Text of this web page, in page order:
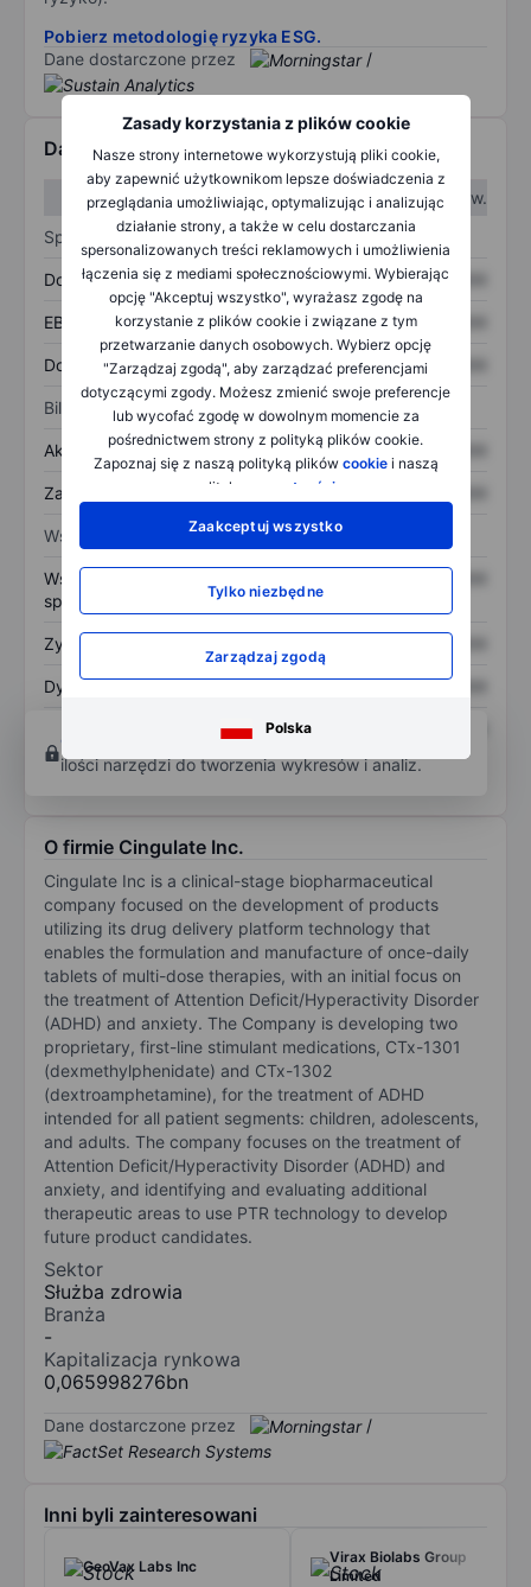
Zasady korzystania z plików cookie
Nasze strony internetowe wykorzystują pliki cookie,
aby zapewnić użytkownikom lepsze doświadczenia z
przeglądania umożliwiając, optymalizując i analizując
działanie strony, a także w celu dostarczania
spersonalizowanych treści reklamowych i umożliwienia
łączenia się z mediami społecznościowymi. Wybierając
opcję "Akceptuj wszystko", wyrażasz zgodę na
korzystanie z plików cookie i związane z tym
przetwarzanie danych osobowych. Wybierz opcję
"Zarządzaj zgodą", aby zarządzać preferencjami
dotyczącymi zgody. Możesz zmienić swoje preferencje
lub wycofać zgodę w dowolnym momencie za
pośrednictwem strony z polityką plików cookie.
Zapoznaj się z naszą polityką plików cookiei naszą
polityką
prywatności
Zaakceptuj wszystko
Tylko niezbędne
Zarządzaj zgodą
Polska
Pobierz metodologię ryzyka ESG.
Dane dostarczone przez
/
Dane finansowe
W I kw.
W II kw.
Sprawozdanie z zysków
Dochód XXXXXXX XXXXXXX
EBITDA XXXXXXX XXXXXXX
Dochód netto XXXXXXX XXXXXXX
Bilans
Aktywa ogółem XXXXXXX XXXXXXX
Zadłużenie ogółem
Wskaźniki
Współczynnik cena do
sprzedaży
XXXXXXX
Zysk na akcję XXXXXXX
Dywidenda na akcję XXXXXXX XXXXXXX
własnego
XXXXXXX
Otwórz konto
aby uzyskać dostęp do większej
ilości narzędzi do tworzenia wykresów i analiz.
O firmie Cingulate Inc.
Cingulate Inc is a clinical-stage biopharmaceutical
company focused on the development of products
utilizing its drug delivery platform technology that
enables the formulation and manufacture of once-daily
tablets of multi-dose therapies, with an initial focus on
the treatment of Attention Deficit/Hyperactivity Disorder
(ADHD) and anxiety. The Company is developing two
proprietary, first-line stimulant medications, CTx-1301
(dexmethylphenidate) and CTx-1302
(dextroamphetamine), for the treatment of ADHD
intended for all patient segments: children, adolescents,
and adults. The company focuses on the treatment of
Attention Deficit/Hyperactivity Disorder (ADHD) and
anxiety, and identifying and evaluating additional
therapeutic areas to use PTR technology to develop
future product candidates.
Sektor
Służba zdrowia
Branża
-
Kapitalizacja rynkowa
0,065998276bn
Dane dostarczone przez /
Inni byli zainteresowani
GeoVax Labs Inc
Virax Biolabs Group
Limited